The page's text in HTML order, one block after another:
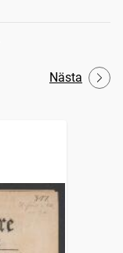
Nästa